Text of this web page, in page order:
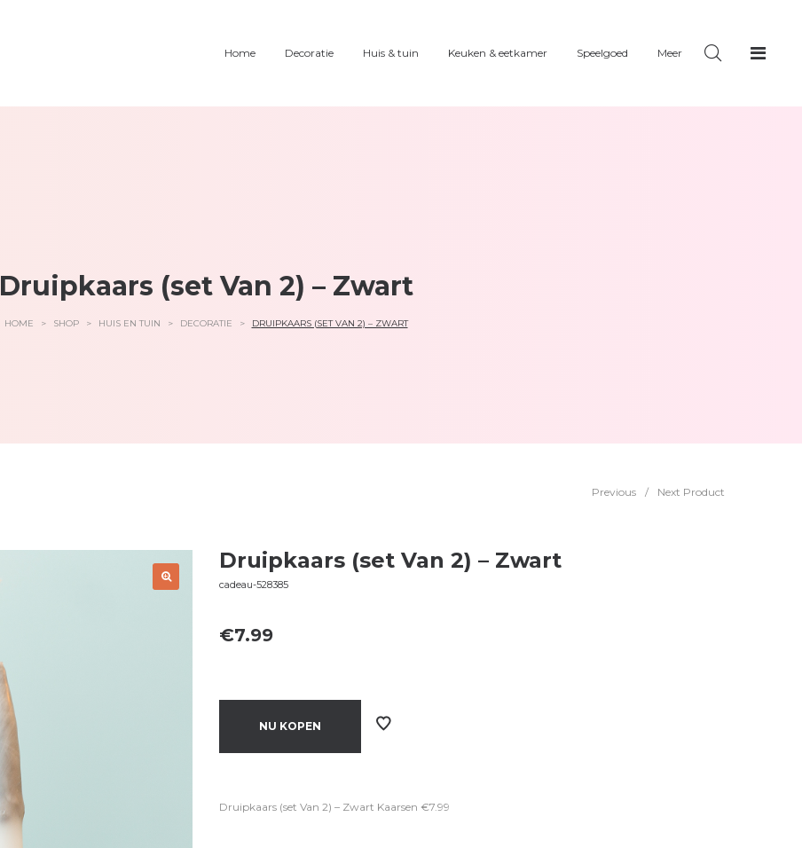
Home Decoratie Huis & tuin Keuken & eetkamer Speelgoed Meer
Druipkaars (set Van 2) – Zwart
HOME > SHOP > HUIS EN TUIN > DECORATIE > DRUIPKAARS (SET VAN 2) – ZWART
Previous / Next Product
Druipkaars (set Van 2) – Zwart
cadeau-528385
€7.99
NU KOPEN
Druipkaars (set Van 2) – Zwart Kaarsen €7.99